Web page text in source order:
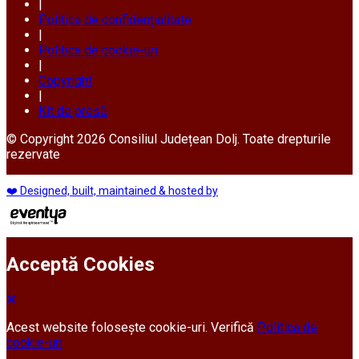
Politica de confidențialitate
|
Politica de cookie-uri
|
Copyright
|
Kit de presă
© Copyright 2026 Consiliul Județean Dolj. Toate drepturile
rezervate
❤️ Designed, built, maintained & hosted by
Acceptă Cookies
Acest website folosește cookie-uri. Verifică Politica de
cookie-uri